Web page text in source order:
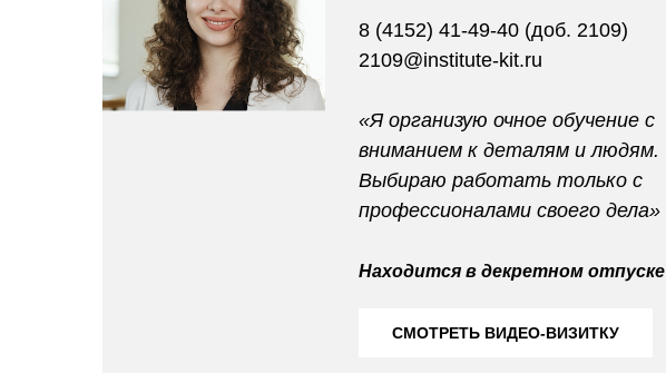
8 (4152) 41-49-40 (доб. 2109)
2109@institute-kit.ru
«Я организую очное обучение с
вниманием к деталям и людям.
Выбираю работать только с
профессионалами своего дела»
Находится в декретном отпуске
СМОТРЕТЬ ВИДЕО-ВИЗИТКУ